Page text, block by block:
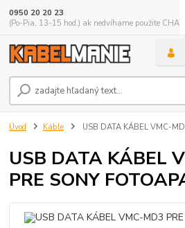
0950 20 20 23
(Po-Pia, 13-15 hod.) ak nedvíhame použite
Úvod Káble USB DATA KÁBEL VMC-
USB DATA KÁBEL
PRE SONY